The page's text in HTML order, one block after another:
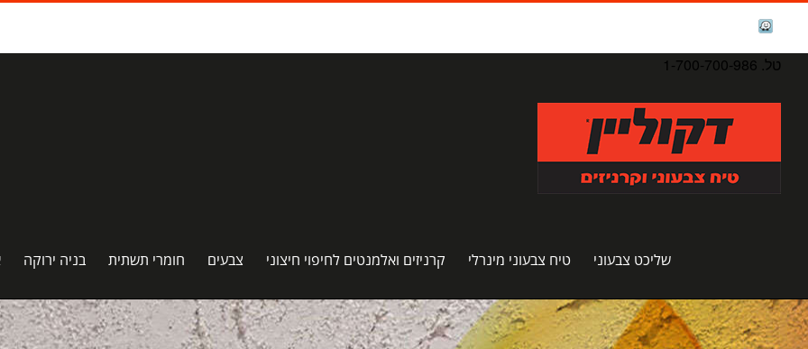
דלג
Waze
טל. 1-700-700-986
שליכט צבעוני טיח צבעוני מינרלי קרניזים ואלמנטים לחיפוי חיצוני צבעים חומרי תשתית בניה ירוקה